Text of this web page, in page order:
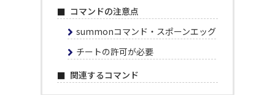
コマンドの注意点
summonコマンド・スポーンエッグ
チートの許可が必要
関連するコマンド